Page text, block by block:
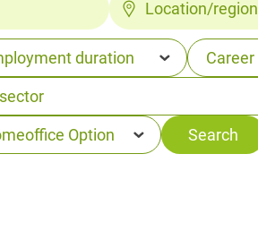
Location/region